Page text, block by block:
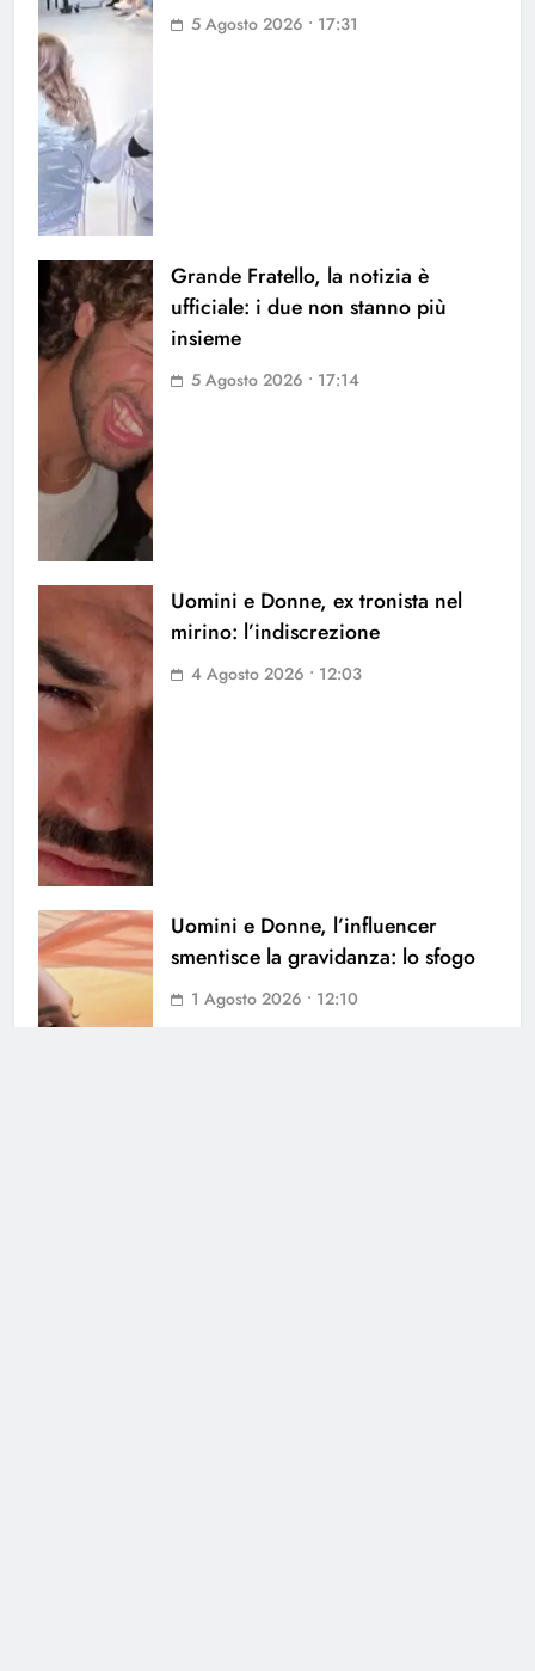
5 Agosto 2026 • 17:31
Grande Fratello, la notizia è
ufficiale: i due non stanno più
insieme
5 Agosto 2026 • 17:14
Uomini e Donne, ex tronista nel
mirino: l’indiscrezione
4 Agosto 2026 • 12:03
Uomini e Donne, l’influencer
smentisce la gravidanza: lo sfogo
1 Agosto 2026 • 12:10